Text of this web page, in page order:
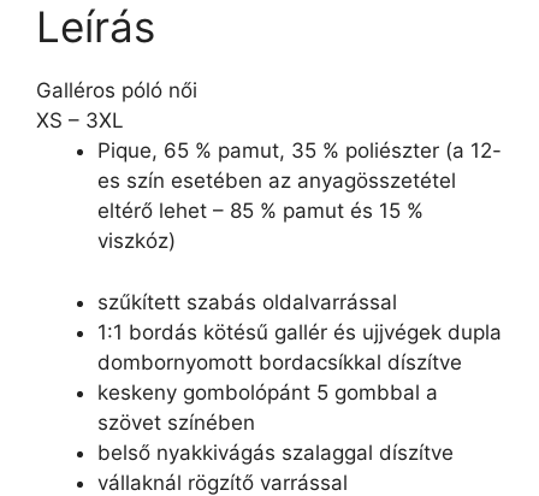
Leírás
Galléros póló női
XS – 3XL
Pique, 65 % pamut, 35 % poliészter (a 12-
es szín esetében az anyagösszetétel
eltérő lehet – 85 % pamut és 15 %
viszkóz)
szűkített szabás oldalvarrással
1:1 bordás kötésű gallér és ujjvégek dupla
dombornyomott bordacsíkkal díszítve
keskeny gombolópánt 5 gombbal a
szövet színében
belső nyakkivágás szalaggal díszítve
vállaknál rögzítő varrással